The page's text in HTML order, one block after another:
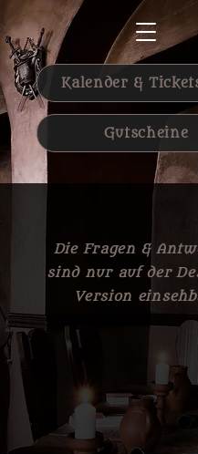
Gutscheine
Kalender &
Die Fragen &
sind nur auf der
Version